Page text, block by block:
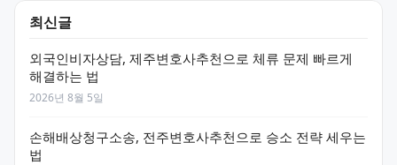
최신글
외국인비자상담, 제주변호사추천으로 체류 문제 빠르게
해결하는 법
2026년 8월 5일
손해배상청구소송, 전주변호사추천으로 승소 전략 세우는
법